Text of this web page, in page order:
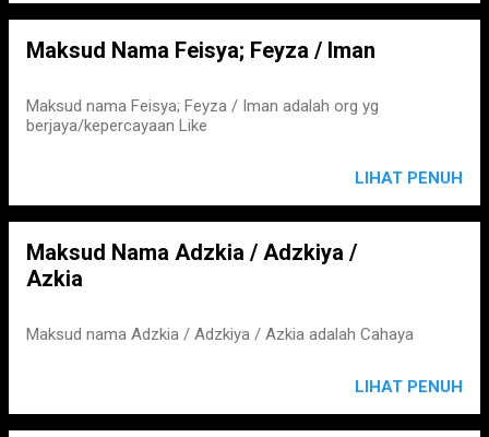
Maksud Nama Feisya; Feyza / Iman
Maksud nama Feisya; Feyza / Iman adalah org yg
berjaya/kepercayaan Like
LIHAT PENUH
Maksud Nama Adzkia / Adzkiya /
Azkia
Maksud nama Adzkia / Adzkiya / Azkia adalah Cahaya
LIHAT PENUH